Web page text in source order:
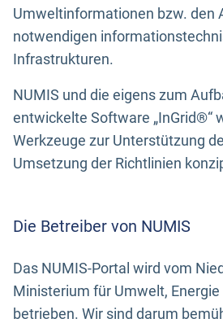
Umweltinformationen bzw. den
notwendigen
Infrastrukturen.
NUMIS und die eigens zum
entwickelte Software „InGrid®“
Werkzeuge zur Unterstützung
Umsetzung der Richtlinien
Die Betreiber von NUMIS
Das NUMIS-Portal wird vom
Ministerium für Umwelt,
betrieben. Wir sind darum